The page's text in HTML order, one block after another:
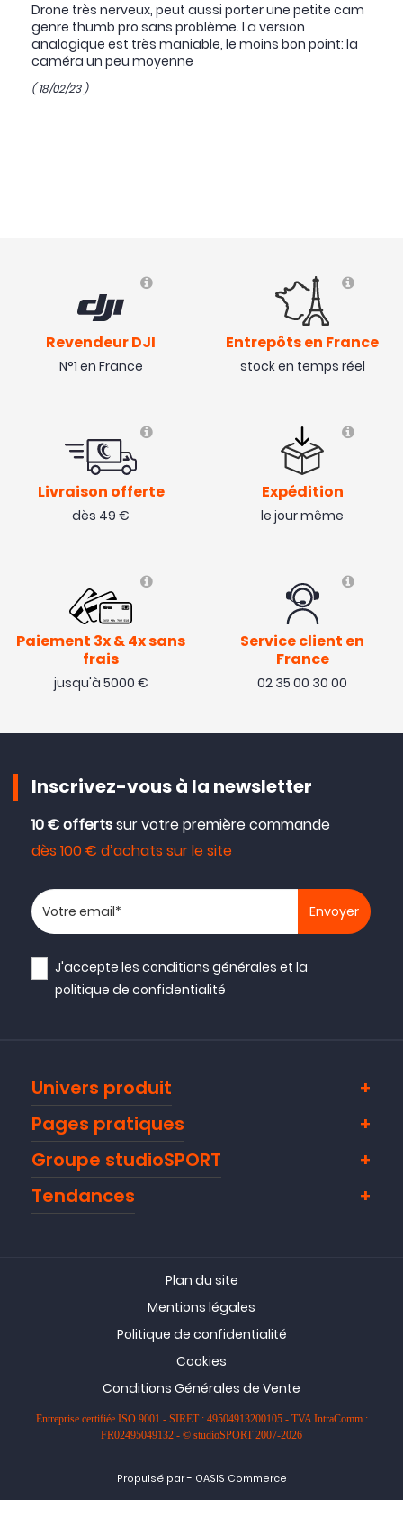
Drone très nerveux, peut aussi porter une petite cam
genre thumb pro sans problème. La version
analogique est très maniable, le moins bon point: la
caméra un peu moyenne
( 18/02/23 )
Revendeur DJI
N°1 en France
Entrepôts en France
stock en temps réel
Livraison offerte
dès 49 €
Expédition
le jour même
Paiement 3x & 4x sans
frais
jusqu'à 5000 €
Service client en
France
02 35 00 30 00
Inscrivez-vous à la newsletter
10 € offertssur votre première commande
dès 100 € d’achats sur le site
Votre adresse email
J'accepte lesconditions générales et la
politique de confidentialité
Univers produit
Pages pratiques
Groupe studioSPORT
Tendances
Plan du site
Mentions légales
Politique de confidentialité
Cookies
Conditions Générales de Vente
Entreprise certifiée ISO 9001 - SIRET : 49504913200105 - TVA IntraComm :
FR02495049132 - © studioSPORT 2007-2026
Propulsé par- OASIS Commerce